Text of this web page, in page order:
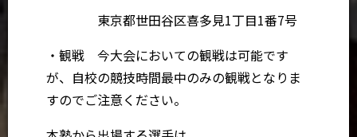
東京都世田谷区喜多見1丁目1番7号
・観戦 今大会においての観戦は可能です
が、自校の競技時間最中のみの観戦となりま
すのでご注意ください。